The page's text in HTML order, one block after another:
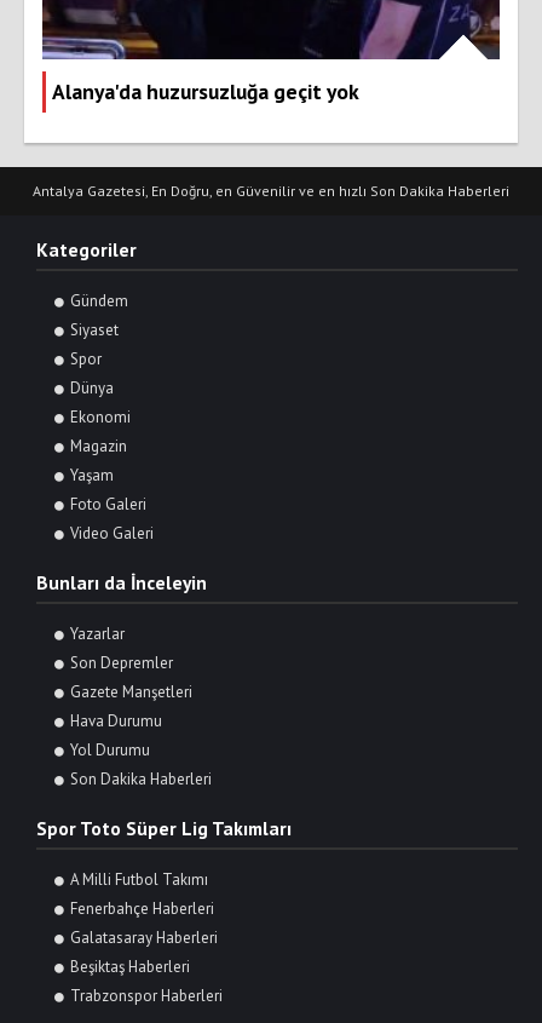
Alanya'da huzursuzluğa geçit yok
Antalya Gazetesi, En Doğru, en Güvenilir ve en hızlı Son Dakika Haberleri
Kategoriler
Gündem
Siyaset
Spor
Dünya
Ekonomi
Magazin
Yaşam
Foto Galeri
Video Galeri
Bunları da İnceleyin
Yazarlar
Son Depremler
Gazete Manşetleri
Hava Durumu
Yol Durumu
Son Dakika Haberleri
Spor Toto Süper Lig Takımları
A Milli Futbol Takımı
Fenerbahçe Haberleri
Galatasaray Haberleri
Beşiktaş Haberleri
Trabzonspor Haberleri